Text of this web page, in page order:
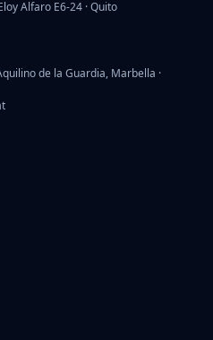
Alfaro E6-24 · Quito
de la Guardia, Marbella ·